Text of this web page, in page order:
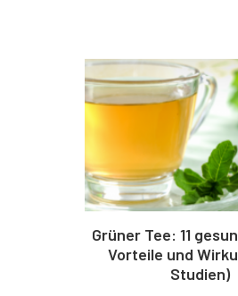
Grüner Tee: 11
Vorteile und
Studien)